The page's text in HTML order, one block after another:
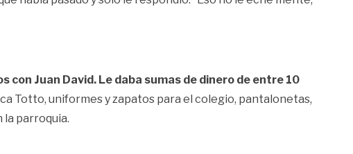
Juan David. Le daba sumas de dinero de entre 10
Totto, uniformes y zapatos para el colegio, pantalonetas,
la parroquia.